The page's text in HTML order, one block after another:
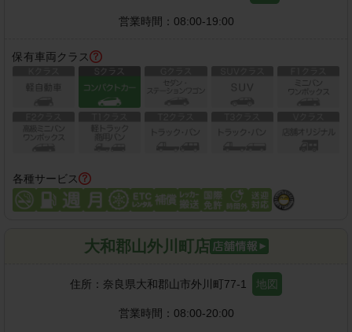
営業時間： 08:00-19:00
保有車両クラス
各種サービス
大和郡山外川町店
住所： 奈良県大和郡山市外川町77-1 地図
営業時間： 08:00-20:00